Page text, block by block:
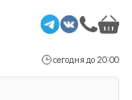
сегодня до 20:00